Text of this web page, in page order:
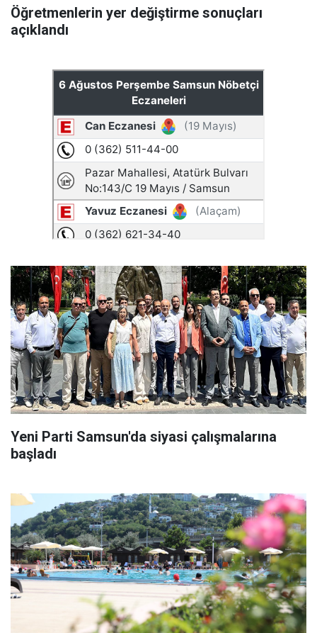
Öğretmenlerin yer değiştirme sonuçları
açıklandı
Yeni Parti Samsun'da siyasi çalışmalarına
başladı